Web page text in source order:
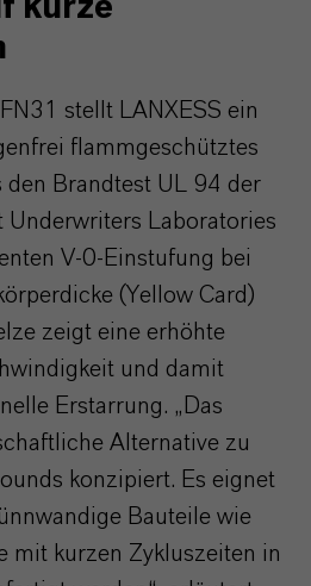
kurze
stellt LANXESS ein
flammgeschütztes
den Brandtest UL 94 der
Underwriters Laboratories
V-0-Einstufung bei
(Yellow Card)
zeigt eine erhöhte
und damit
Erstarrung. „Das
Alternative zu
konzipiert. Es eignet
Bauteile wie
mit kurzen Zykluszeiten in